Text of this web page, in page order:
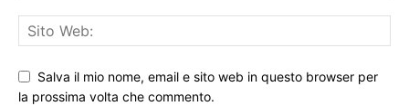
Salva il mio nome, email e sito web in questo browser per
la prossima volta che commento.